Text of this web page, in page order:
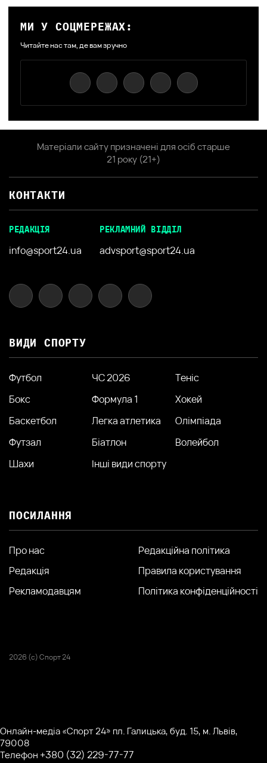
МИ У СОЦМЕРЕЖАХ:
Читайте нас там, де вам зручно
Матеріали сайту призначені для осіб старше
21 року (21+)
КОНТАКТИ
РЕДАКЦІЯ
info@sport24.ua
РЕКЛАМНИЙ ВІДДІЛ
advsport@sport24.ua
ВИДИ СПОРТУ
Футбол ЧС 2026
Теніс
Бокс
Формула 1
Хокей
Баскетбол
Легка атлетика
Олімпіада
Футзал
Біатлон
Волейбол
Шахи
Інші види спорту
ПОСИЛАННЯ
Про нас
Редакція
Рекламодавцям
Редакційна політика
Правила користування
Політика конфіденційності
2026 (с) Спорт 24
Онлайн-медіа «Спорт 24» пл. Галицька, буд. 15, м. Львів,
79008
Телефон +380 (32) 229-77-77